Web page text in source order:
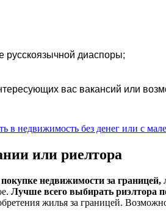
русскоязычной диаспоры;
вас вакансий или
в недвижимость без денег или с
или риелтора
недвижимости за
Лучше всего выбирать риэлтора
жилья за границей.